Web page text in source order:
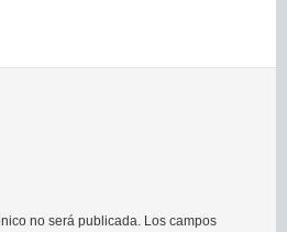
no será publicada. Los campos